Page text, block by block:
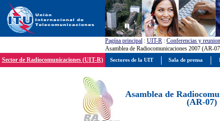
Pagína principal : UIT-R : Conferencias y
Asamblea de Radiocomunicaciones 2007 (AR-
Sector de Radiocomunicaciones (UIT-R)
Asamblea de
(AR-07)
Sectores de la UIT Sala de prensa